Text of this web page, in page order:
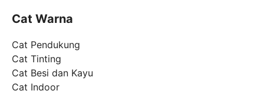
Cat Warna
Cat Pendukung
Cat Tinting
Cat Besi dan Kayu
Cat Indoor